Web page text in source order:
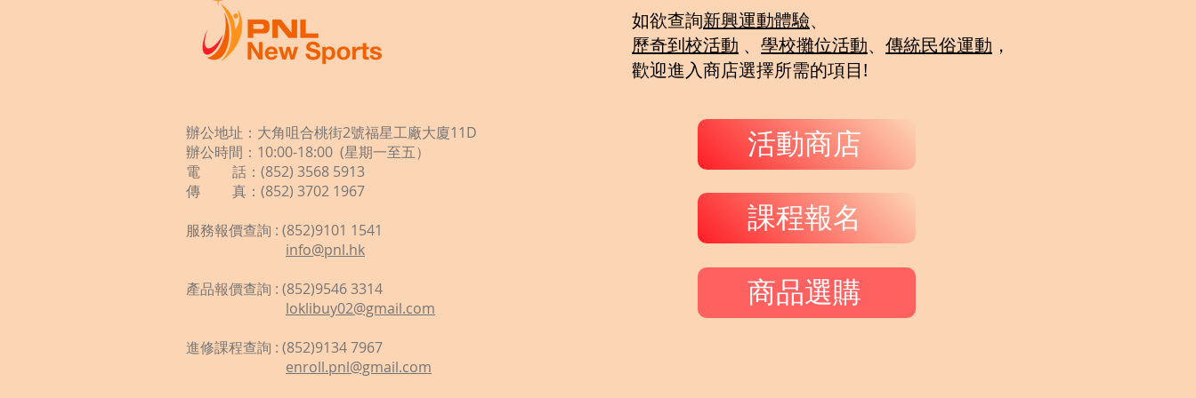
辦公地址：大角咀合桃街2號福星工廠大廈11D
辦公時間：10:00-18:00 (星期一至五）
電 話：(852) 3568 5913
傳 真：(852) 3702 1967
服務報價查詢 : (852)9101 1541
info@pnl.hk
產品報價查詢 : (852)9546 3314
loklibuy02@gmail.com
進修課程查詢 : (852)9134 7967
enroll.pnl@gmail.com
如欲查詢新興運動體驗、
歷奇到校活動 、 學校攤位活動、 傳統民俗運動 ，
歡迎進入商店選擇所需的項目!
活動商店
課程報名
商品選購